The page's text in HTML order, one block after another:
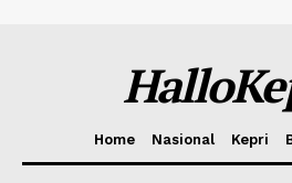
Home Nasional Kepri